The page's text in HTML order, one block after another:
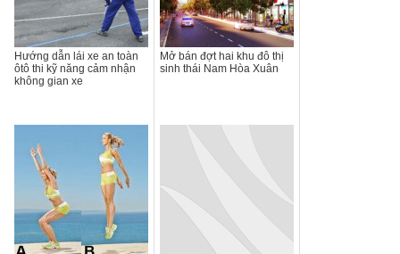
Hướng dẫn lái xe an toàn
ôtô thi kỹ năng cảm nhận
không gian xe
Mở bán đợt hai khu đô thị
sinh thái Nam Hòa Xuân